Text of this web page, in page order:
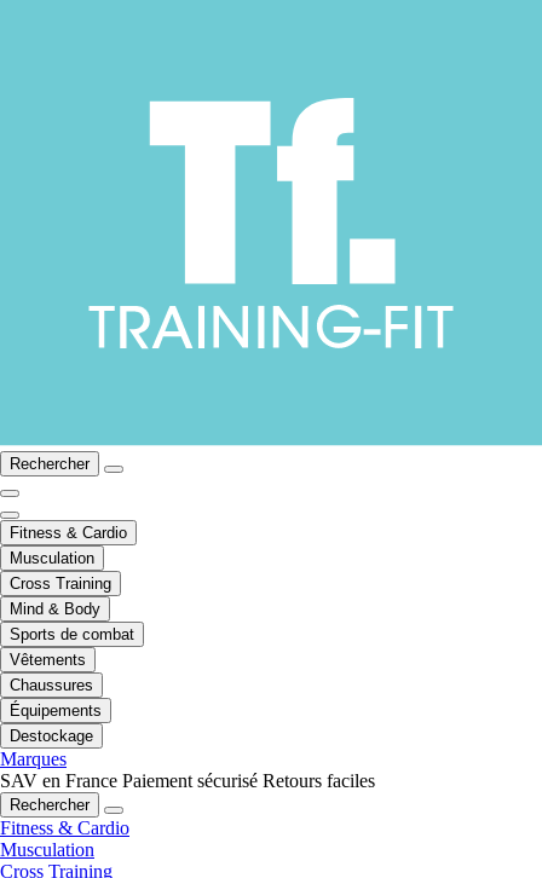
Rechercher
Fitness & Cardio
Musculation
Cross Training
Mind & Body
Sports de combat
Vêtements
Chaussures
Équipements
Destockage
Marques
SAV en France Paiement sécurisé Retours faciles
Rechercher
Fitness & Cardio
Musculation
Cross Training